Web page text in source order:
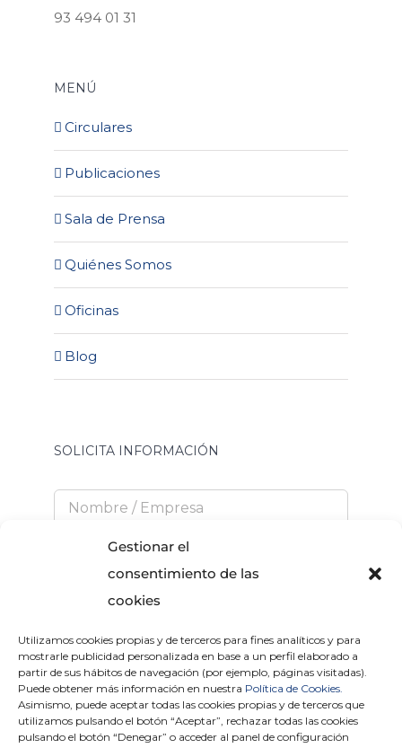
Gestionar el
consentimiento de las
cookies
Utilizamos cookies propias y de terceros para fines analíticos y para
mostrarle publicidad personalizada en base a un perfil elaborado a
partir de sus hábitos de navegación (por ejemplo, páginas visitadas).
Puede obtener más información en nuestra Política de Cookies.
Asimismo, puede aceptar todas las cookies propias y de terceros que
utilizamos pulsando el botón “Aceptar”, rechazar todas las cookies
pulsando el botón “Denegar” o acceder al panel de configuración
93 494 01 31
MENÚ
Circulares
Publicaciones
Sala de Prensa
Quiénes Somos
Oficinas
Blog
SOLICITA INFORMACIÓN
He leído y acepto laPolítica de Privacidad
×